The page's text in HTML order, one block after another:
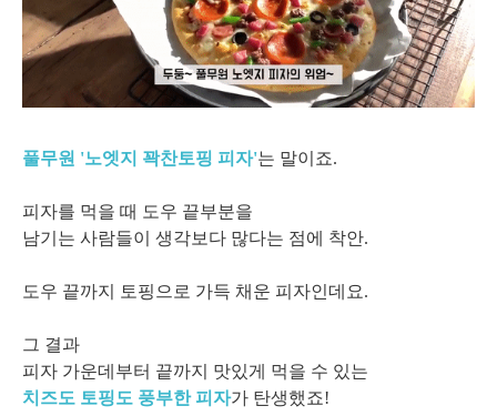
풀무원 '노엣지 꽉찬토핑 피자'는 말이죠.
피자를 먹을 때 도우 끝부분을
남기는 사람들이 생각보다 많다는 점에 착안.
도우 끝까지 토핑으로 가득 채운 피자인데요.
그 결과
피자 가운데부터 끝까지 맛있게 먹을 수 있는
치즈도 토핑도 풍부한 피자가 탄생했죠!